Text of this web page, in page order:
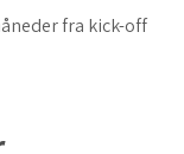
fra kick-off